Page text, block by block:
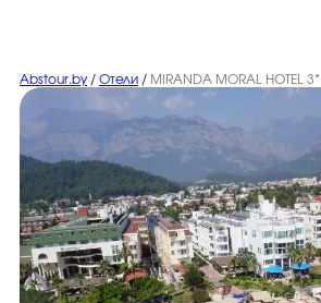
Abstour.by / Отели / MIRANDA MORAL HOTEL 3*